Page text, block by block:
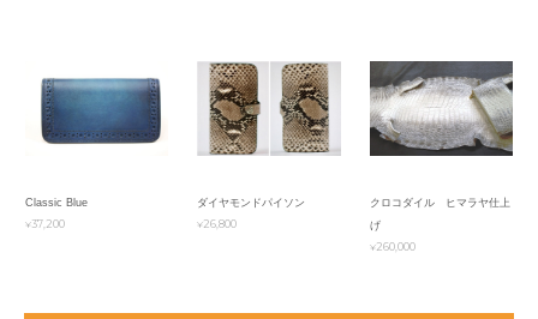
Classic Blue
¥37,200
ダイヤモンドパイソン
¥26,800
クロコダイル ヒマラヤ仕上
げ
¥260,000